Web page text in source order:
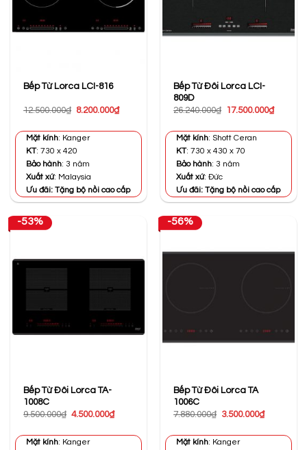
Bếp Từ Lorca LCI-816
12.500.000₫ Giá
12.500.000₫.
8.200.000₫Giá
Mặt kính: Kanger
KT: 730 x 420
Bảo hành: 3 năm
Xuất xứ: Malaysia
Ưu đãi: Tặng bộ nồi cao cấp
Bếp Từ Đôi Lorca LCI-
809D
26.240.000₫
Giá
26.240.000₫.
17.500.000₫Giá
Mặt kính: Shott Ceran
KT: 730 x 430 x 70
Bảo hành: 3 năm
Xuất xứ: Đức
Ưu đãi: Tặng bộ nồi cao cấp
-53%
Bếp Từ Đôi Lorca TA-
1008C
9.500.000₫ Giá
9.500.000₫.
4.500.000₫Giá
Mặt kính: Kanger
-56%
Bếp Từ Đôi Lorca TA
1006C
7.880.000₫ Giá
7.880.000₫.
3.500.000₫Giá
Mặt kính: Kanger